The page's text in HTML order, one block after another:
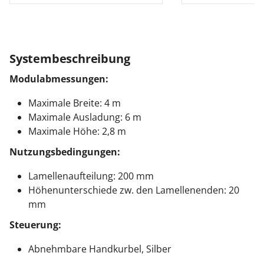
Systembeschreibung
Modulabmessungen:
Maximale Breite: 4 m
Maximale Ausladung: 6 m
Maximale Höhe: 2,8 m
Nutzungsbedingungen:
Lamellenaufteilung: 200 mm
Höhenunterschiede zw. den Lamellenenden: 20
mm
Steuerung:
Abnehmbare Handkurbel, Silber